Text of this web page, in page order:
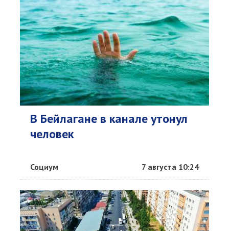
В Бейлагане в канале утонул
человек
Социум 7 августа 10:24